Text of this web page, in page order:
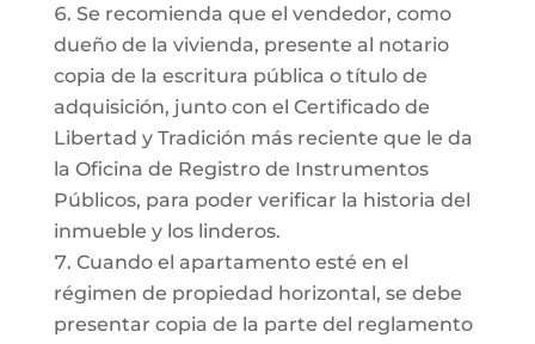
Se recomienda que el vendedor, como
dueño de la vivienda, presente al notario
copia de la escritura pública o título de
adquisición, junto con el Certificado de
Libertad y Tradición más reciente que le da
la Oficina de Registro de Instrumentos
Públicos, para poder verificar la historia del
inmueble y los linderos.
Cuando el apartamento esté en el
régimen de propiedad horizontal, se debe
presentar copia de la parte del reglamento